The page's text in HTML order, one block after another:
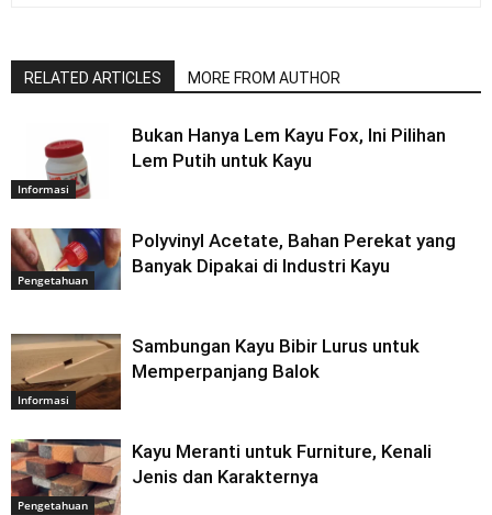
RELATED ARTICLES MORE FROM AUTHOR
Informasi
Bukan Hanya Lem Kayu Fox, Ini Pilihan
Lem Putih untuk Kayu
Pengetahuan
Polyvinyl Acetate, Bahan Perekat yang
Banyak Dipakai di Industri Kayu
Informasi
Sambungan Kayu Bibir Lurus untuk
Memperpanjang Balok
Pengetahuan
Kayu Meranti untuk Furniture, Kenali
Jenis dan Karakternya